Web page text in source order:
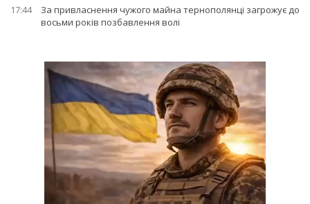
17:44
За привласнення чужого майна тернополянці загрожує до
восьми років позбавлення волі